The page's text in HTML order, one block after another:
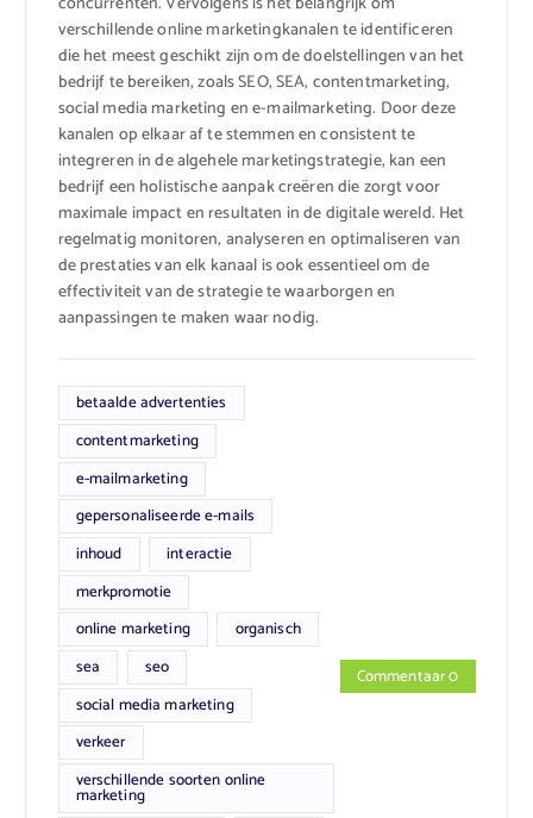
verschillende online marketingkanalen te identificeren
die het meest geschikt zijn om de doelstellingen van het
bedrijf te bereiken, zoals SEO, SEA, contentmarketing,
social media marketing en e-mailmarketing. Door deze
kanalen op elkaar af te stemmen en consistent te
integreren in de algehele marketingstrategie, kan een
bedrijf een holistische aanpak creëren die zorgt voor
maximale impact en resultaten in de digitale wereld. Het
regelmatig monitoren, analyseren en optimaliseren van
de prestaties van elk kanaal is ook essentieel om de
effectiviteit van de strategie te waarborgen en
aanpassingen te maken waar nodig.
betaalde advertenties
contentmarketing
e-mailmarketing
gepersonaliseerde e-mails
inhoud
interactie
merkpromotie
online marketing
organisch
sea
seo
social media marketing
verkeer
verschillende soorten online
marketing
Commentaar 0